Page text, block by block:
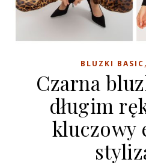
BLUZKI BASIC,
Czarna
długim
kluczowy